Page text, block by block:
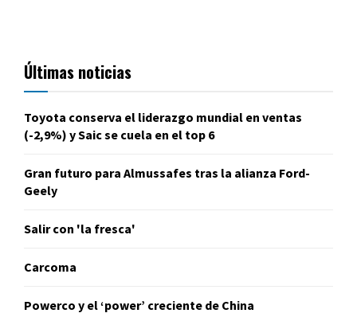
Últimas noticias
Toyota conserva el liderazgo mundial en ventas
(-2,9%) y Saic se cuela en el top 6
Gran futuro para Almussafes tras la alianza Ford-
Geely
Salir con 'la fresca'
Carcoma
Powerco y el ‘power’ creciente de China